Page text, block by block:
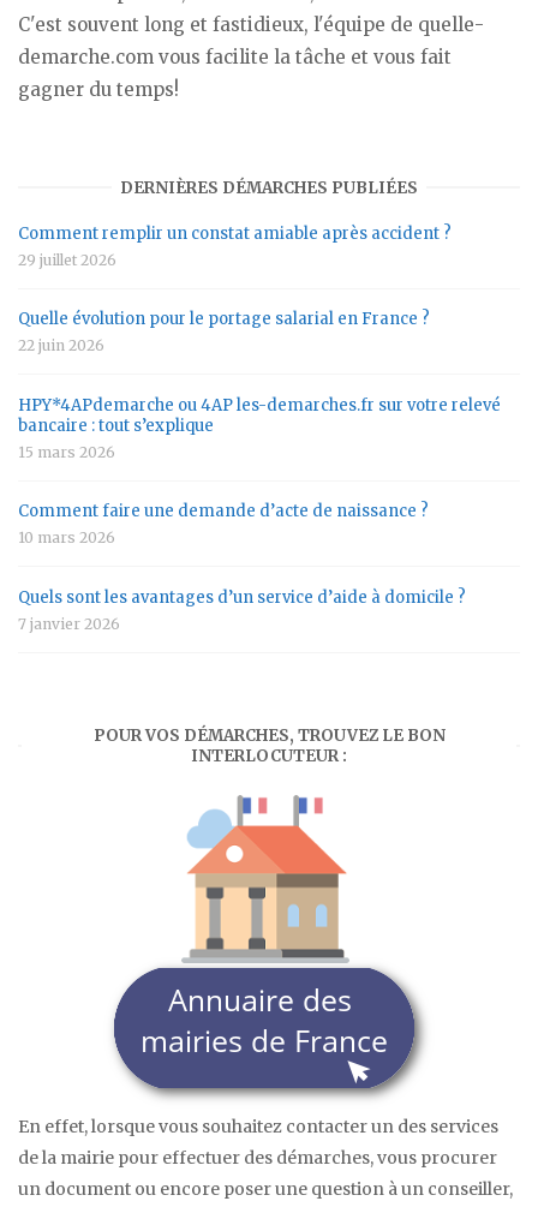
C'est souvent long et fastidieux, l'équipe de quelle-
demarche.com vous facilite la tâche et vous fait
gagner du temps!
DERNIÈRES DÉMARCHES PUBLIÉES
Comment remplir un constat amiable après accident ?
29 juillet 2026
Quelle évolution pour le portage salarial en France ?
22 juin 2026
HPY*4APdemarche ou 4AP les-demarches.fr sur votre relevé
bancaire : tout s’explique
15 mars 2026
Comment faire une demande d’acte de naissance ?
10 mars 2026
Quels sont les avantages d’un service d’aide à domicile ?
7 janvier 2026
POUR VOS DÉMARCHES, TROUVEZ LE BON
INTERLOCUTEUR :
En effet, lorsque vous souhaitez contacter un des services
de la mairie pour effectuer des démarches, vous procurer
un document ou encore poser une question à un conseiller,